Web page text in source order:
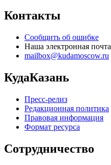
Контакты
Сообщить об ошибке
Наша электронная почта
mailbox@kudamoscow.ru
КудаКазань
Пресс-релиз
Редакционная политика
Правовая информация
Формат ресурса
Сотрудничество